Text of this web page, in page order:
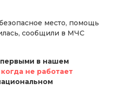
место, помощь
сообщили в МЧС
первыми в нашем
не работает